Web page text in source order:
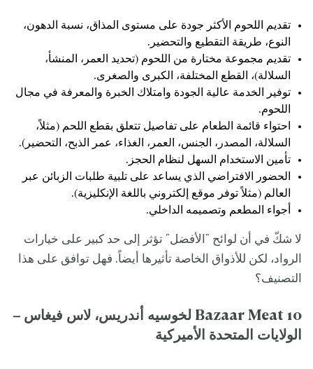
تقديم اللحوم الأكثر جودة على مستوى المذاق، نسبة الدهون،
النوع، طريقة التقطيع والتحضير.
تقديم مجموعة مختارة من اللحوم (تحديد العمر، المنشأ،
السلالة)، القطع المختلفة، الكبرى والصغرى.
توفير الخدمة عالية الجودة وامتلاك الخبرة والمعرفة في مجال
اللحوم.
احتواء قائمة الطعام على تفاصيل تتعلق بقطع اللحم (مثلاً،
السلالة، المصدر، الجنس، العمر، الغذاء، عمر الذبح، التحضير).
تأمين الاستخدام السهل لنظام الحجز.
الحضور الافتراضي الذي يساعد على تلبية طلبات الزبائن عبر
العالم (مثلاً توفر موقع إلكتروني باللغة الإنكليزية).
أجواء المطعم وتصميمه الداخلي.
لا شكّ في أن لوائح "الأفضل" تؤثر إلى حد كبير على خيارات
الرواد، لكن للأذواق الخاصة تأثيرها أيضاً. فهل توافق على هذا
التصنيف؟
10 Bazaar Meat لخوسيه أندريس، لاس فيغاس –
الولايات المتحدة الأميركية